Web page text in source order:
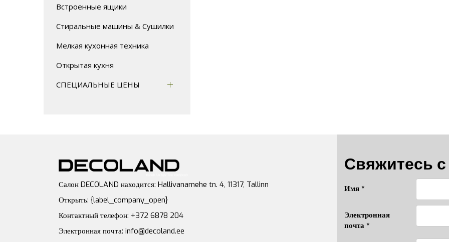
Встроенные ящики
Стиральные машины & Сушилки
Мелкая кухонная техника
Открытая кухня
СПЕЦИАЛЬНЫЕ ЦЕНЫ
Салон DECOLAND находится: Hallivanamehe tn. 4, 11317, Tallinn
Открыть: {label_company_open}
Контактный телефон: +372 6878 204
Электронная почта: info@decoland.ee
Свяжитесь
Имя *
Электронная
почта *